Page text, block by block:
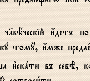
и4детъ
томY, и4мже
и3скaти въ себЁ,